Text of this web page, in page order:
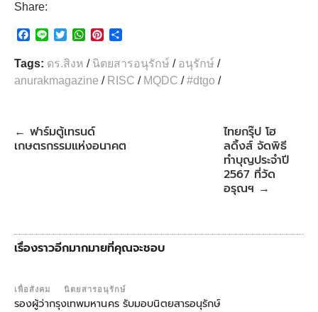
Share:
c
e
b
n
i
t
W
a
s
n
e
a
e
Tags: ดร.สิงห / นิตยสารอนุรักษ์ / อนุรักษ์ /
anurakmagazine / RISC / MQDC /#dtgo /
← ฟาร์มตู้เทรนด์
เกษตรกรรมแห่งอนาคต
ไทยกรุ๊ป โฮ
ลดิ้งส์ จัดพิธี
ทำบุญประจำปี
2567 ที่วัด
อรุณฯ →
เรื่องราวอีกมากมายที่คุณจะชอบ
เพื่อสังคม นิตยสารอนุรักษ์
รองผู้ว่ากรุงเทพมหานคร รับมอบนิตยสารอนุรักษ์